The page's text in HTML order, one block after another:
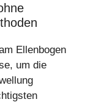
Ellenbogen
um die